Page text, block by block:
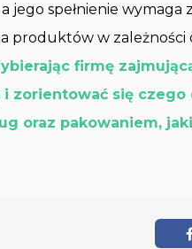
jego spełnienie wymaga
produktów w
firmę
zorientować się
oraz pakowaniem,